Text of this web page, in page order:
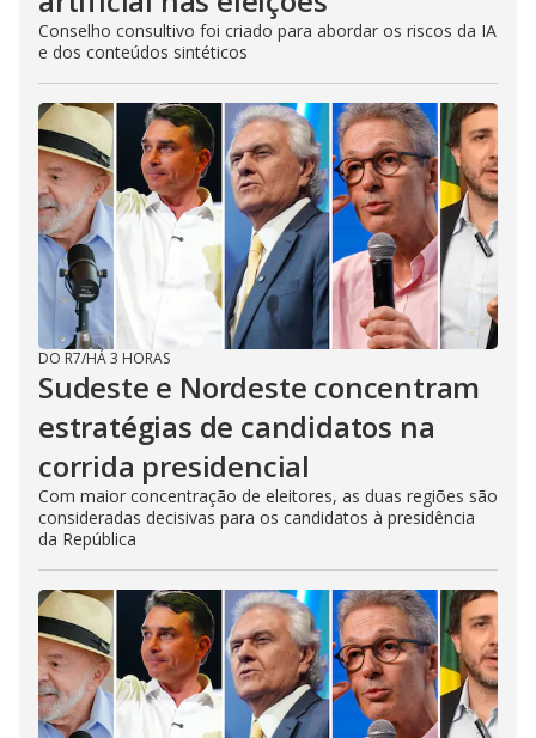
Conselho consultivo foi criado para abordar os riscos da IA
e dos conteúdos sintéticos
DO R7/HÁ 3 HORAS
Sudeste e Nordeste concentram
estratégias de candidatos na
corrida presidencial
Com maior concentração de eleitores, as duas regiões são
consideradas decisivas para os candidatos à presidência
da República